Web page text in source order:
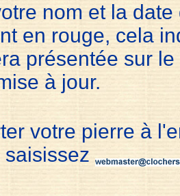
nom et la
en rouge, cela
présentée sur
à jour.
votre pierre à